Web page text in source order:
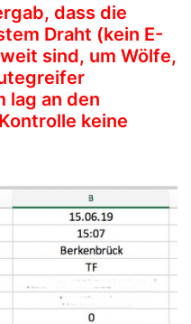
dass die
Draht (kein E-
sind, um Wölfe,
lag an den
keine